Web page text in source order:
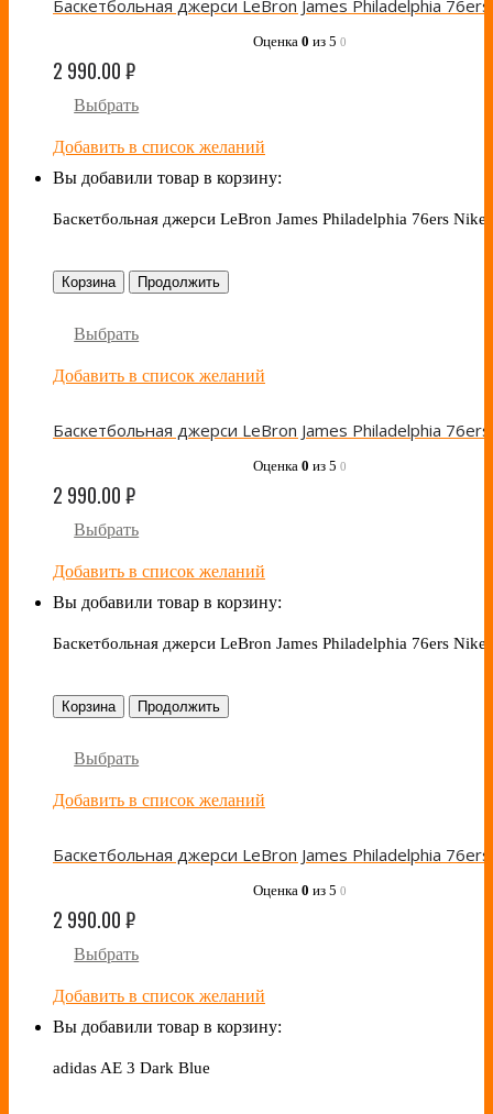
Оценка 0 из 5 0
2 990.00₽
Выбрать
Добавить в список желаний
Вы добавили товар в корзину:
Баскетбольная джерси LeBron James Philadelphia 76ers Nike
Корзина Продолжить
Выбрать
Добавить в список желаний
Оценка 0 из 5 0
2 990.00₽
Выбрать
Добавить в список желаний
Вы добавили товар в корзину:
Баскетбольная джерси LeBron James Philadelphia 76ers Nike
Корзина Продолжить
Выбрать
Добавить в список желаний
Оценка 0 из 5 0
2 990.00₽
Выбрать
Добавить в список желаний
Вы добавили товар в корзину:
adidas AE 3 Dark Blue